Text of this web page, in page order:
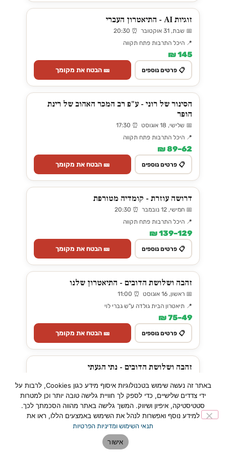
זוגיות AI - התיאטרון העברי
📅 שבת, 31 אוקטובר ⏰ 20:30
📍 היכל התרבות פתח תקווה
145 ₪
📋 פרטים נוספים 🎫 הבטח את מקומך
הסינור של רוני - ע"פ רב המכר האהוב של רינת
הופר
📅 שלישי, 18 אוגוסט ⏰ 17:30
📍 היכל התרבות פתח תקווה
62–89 ₪
📋 פרטים נוספים 🎫 הבטח את מקומך
דרושה עוזרת - קומדיה מטורפת
📅 חמישי, 12 נובמבר ⏰ 20:30
📍 היכל התרבות פתח תקווה
129–139 ₪
📋 פרטים נוספים 🎫 הבטח את מקומך
זהבה ושלושת הדובים - התיאטרון שלנו
📅 ראשון, 16 אוגוסט ⏰ 11:00
📍 תיאטרון הבית גולדה ע"ש גברי לוי
49–75 ₪
📋 פרטים נוספים 🎫 הבטח את מקומך
זהבה ושלושת הדובים - נתי הגעתי
89 ₪
📋 פרטים נוספים 🎫 הבטח את מקומך
כנר על הגג - מחזמר תיאטרון העברי
באתר זה נעשה שימוש בטכנולוגיות איסוף מידע כגון Cookies, לרבות על
ידי צדדים שלישיים, כדי לספק לך חוויית גלישה טובה יותר וכן למטרות
סטטיסטיקה, איפיון ושיווק. המשך גלישה באתר מהווה הסכמתך לכך.
למידע נוסף ואפשרות לנהל את השימוש באמצעים הללו, ראו את
תנאי השימוש ומדיניות הפרטיות
אישור